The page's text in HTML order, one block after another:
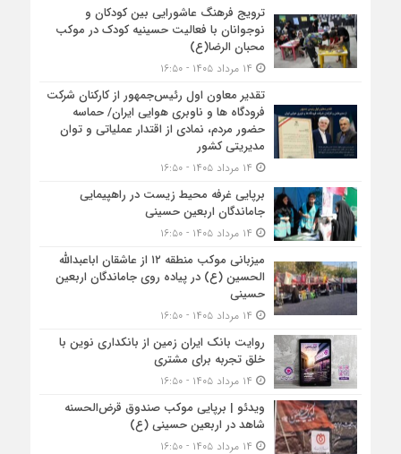
ترویج فرهنگ عاشورایی بین کودکان و
نوجوانان با فعالیت حسینیه کودک در موکب
محبان الرضا(ع)
تقدیر معاون اول رئیس‌جمهور از کارکنان شرکت
فرودگاه ها و ناوبری هوایی ایران/ حماسه
حضور مردم، نمادی از اقتدار عملیاتی و توان
مدیریتی کشور
برپایی غرفه محیط زیست در راهپیمایی
جاماندگان اربعین حسینی
میزبانی موکب منطقه ۱۲ از عاشقان اباعبدالله
الحسین (ع) در پیاده روی جاماندگان اربعین
حسینی
روایت بانک ایران زمین از بانکداری نوین با
خلق تجربه برای مشتری
ویدئو | برپایی موکب صندوق قرض‌الحسنه
شاهد در اربعین حسینی (ع)